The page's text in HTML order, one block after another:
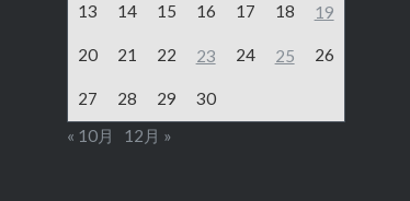
13 14 15 16 17 18 19
20 21 22 23 24 25 26
27 28 29
30
« 10月
12月 »